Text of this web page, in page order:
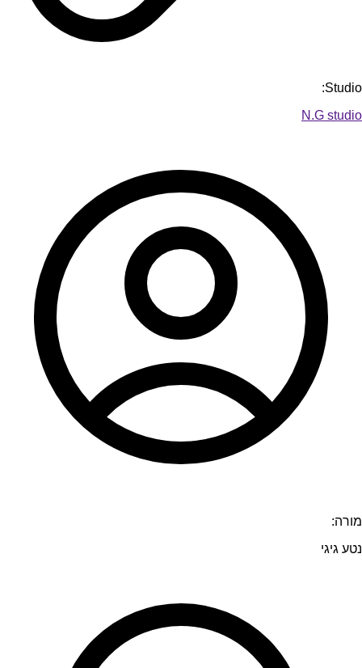
Studio:
N.G studio
מורה:
נטע גיגי